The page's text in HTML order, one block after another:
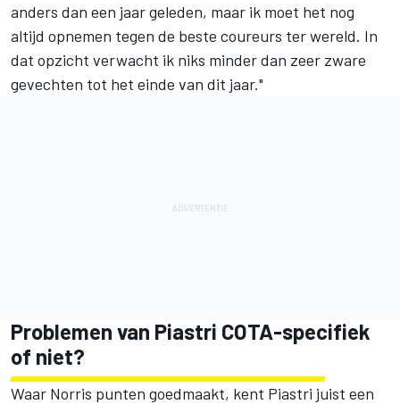
anders dan een jaar geleden, maar ik moet het nog
altijd opnemen tegen de beste coureurs ter wereld. In
dat opzicht verwacht ik niks minder dan zeer zware
gevechten tot het einde van dit jaar."
Problemen van Piastri COTA-specifiek
of niet?
Waar Norris punten goedmaakt, kent Piastri juist een